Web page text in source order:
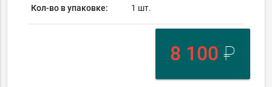
Кол-во в упаковке: 1 шт.
8 100 ₽